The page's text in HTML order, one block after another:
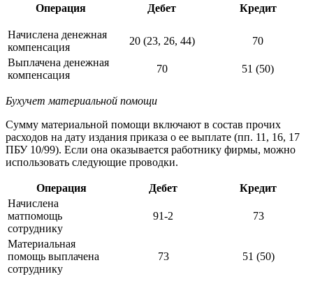
Операция Дебет Кредит
Начислена денежная
компенсация
20 (23, 26, 44)
70
Выплачена денежная
компенсация
70 51 (50)
Бухучет материальной помощи
Сумму материальной помощи включают в состав прочих
расходов на дату издания приказа о ее выплате (пп. 11, 16, 17
ПБУ 10/99). Если она оказывается работнику фирмы, можно
использовать следующие проводки.
Операция Дебет
Кредит
Начислена
матпомощь
сотруднику
91-2 73
Материальная
помощь выплачена
сотруднику
73 51 (50)